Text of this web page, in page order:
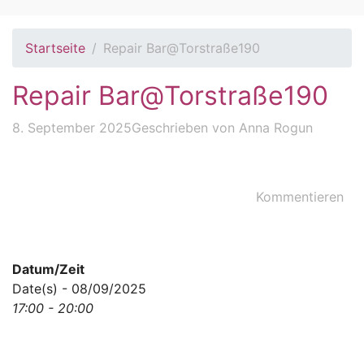
Startseite Repair Bar@Torstraße190
Repair Bar@Torstraße190
8. September 2025Geschrieben von Anna Rogun
Kommentieren
Datum/Zeit
Date(s) - 08/09/2025
17:00 - 20:00